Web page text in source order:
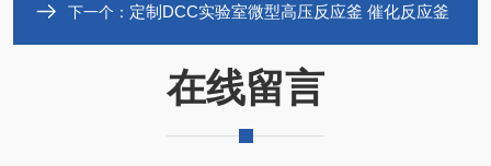
下一个： 定制DCC实验室微型高压反应釜 催化反应釜
在线留言